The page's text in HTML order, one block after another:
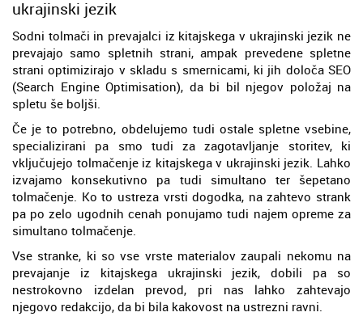
ukrajinski jezik
Sodni tolmači in prevajalci iz kitajskega v ukrajinski jezik ne
prevajajo samo spletnih strani, ampak prevedene spletne
strani optimizirajo v skladu s smernicami, ki jih določa SEO
(Search Engine Optimisation), da bi bil njegov položaj na
spletu še boljši.
Če je to potrebno, obdelujemo tudi ostale spletne vsebine,
specializirani pa smo tudi za zagotavljanje storitev, ki
vključujejo tolmačenje iz kitajskega v ukrajinski jezik. Lahko
izvajamo konsekutivno pa tudi simultano ter šepetano
tolmačenje. Ko to ustreza vrsti dogodka, na zahtevo strank
pa po zelo ugodnih cenah ponujamo tudi najem opreme za
simultano tolmačenje.
Vse stranke, ki so vse vrste materialov zaupali nekomu na
prevajanje iz kitajskega ukrajinski jezik, dobili pa so
nestrokovno izdelan prevod, pri nas lahko zahtevajo
njegovo redakcijo, da bi bila kakovost na ustrezni ravni.